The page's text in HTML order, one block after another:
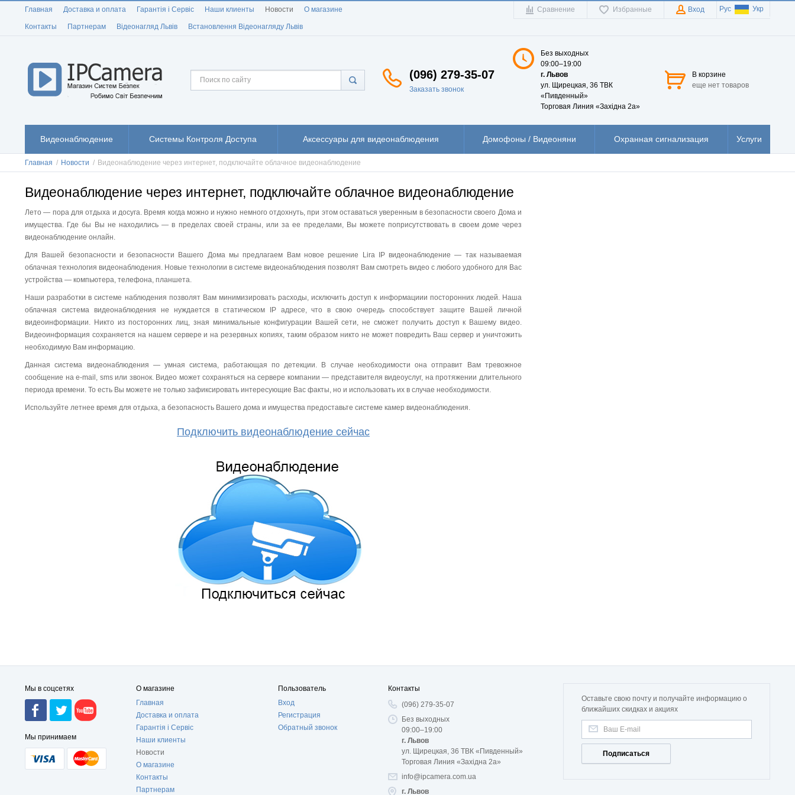
Главная Доставка и оплата Гарантія і Сервіс Наши клиенты Новости О магазине
Контакты Партнерам Відеонагляд Львів Встановлення Відеонагляду Львів
Сравнение Избранные Вход Рус Укр
(096) 279-35-07
Заказать звонок
Без выходных
09:00–19:00
г. Львов
ул. Щирецкая, 36 ТВК
«Пивденный»
Торговая Линия «Західна 2а»
В корзине
еще нет товаров
Видеонаблюдение Системы Контроля Доступа Аксессуары для видеонаблюдения Домофоны / Видеоняни Охранная сигнализация Услуги
Главная / Новости / Видеонаблюдение через интернет, подключайте облачное видеонаблюдение
Видеонаблюдение через интернет, подключайте облачное видеонаблюдение
Лето — пора для отдыха и досуга. Время когда можно и нужно немного отдохнуть, при этом оставаться уверенным в безопасности своего Дома и
имущества. Где бы Вы не находились — в пределах своей страны, или за ее пределами, Вы можете поприсутствовать в своем доме через
видеонаблюдение онлайн.
Для Вашей безопасности и безопасности Вашего Дома мы предлагаем Вам новое решение Lira IP видеонаблюдение — так называемая
облачная технология видеонаблюдения. Новые технологии в системе видеонаблюдения позволят Вам смотреть видео с любого удобного для Вас
устройства — компьютера, телефона, планшета.
Наши разработки в системе наблюдения позволят Вам минимизировать расходы, исключить доступ к информациии посторонних людей. Наша
облачная система видеонаблюдения не нуждается в статическом IP адресе, что в свою очередь способствует защите Вашей личной
видеоинформации. Никто из посторонних лиц, зная минимальные конфигурации Вашей сети, не сможет получить доступ к Вашему видео.
Видеоинформация сохраняется на нашем сервере и на резервных копиях, таким образом никто не может повредить Ваш сервер и уничтожить
необходимую Вам информацию.
Данная система видеонаблюдения — умная система, работающая по детекции. В случае необходимости она отправит Вам тревожное
сообщение на e-mail, sms или звонок. Видео может сохраняться на сервере компании — представителя видеоуслуг, на протяжении длительного
периода времени. То есть Вы можете не только зафиксировать интересующие Вас факты, но и использовать их в случае необходимости.
Используйте летнее время для отдыха, а безопасность Вашего дома и имущества предоставьте системе камер видеонаблюдения.
Подключить видеонаблюдение сейчас
Мы в соцсетях
Мы принимаем
О магазине
Главная
Доставка и оплата
Гарантія і Сервіс
Наши клиенты
Новости
О магазине
Контакты
Партнерам
Пользователь
Вход
Регистрация
Обратный звонок
Контакты
(096) 279-35-07
Без выходных
09:00–19:00
г. Львов
ул. Щирецкая, 36 ТВК «Пивденный»
Торговая Линия «Західна 2а»
info@ipcamera.com.ua
г. Львов
Оставьте свою почту и получайте информацию о
ближайших скидках и акциях
Подписаться